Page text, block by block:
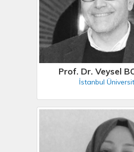
Prof. Dr. Veysel
İstanbul